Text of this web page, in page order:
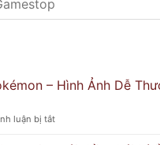
– Hình Ảnh Dễ
luận bị tắtở